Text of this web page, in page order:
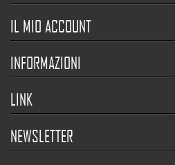
IL MIO ACCOUNT
INFORMAZIONI
LINK
NEWSLETTER